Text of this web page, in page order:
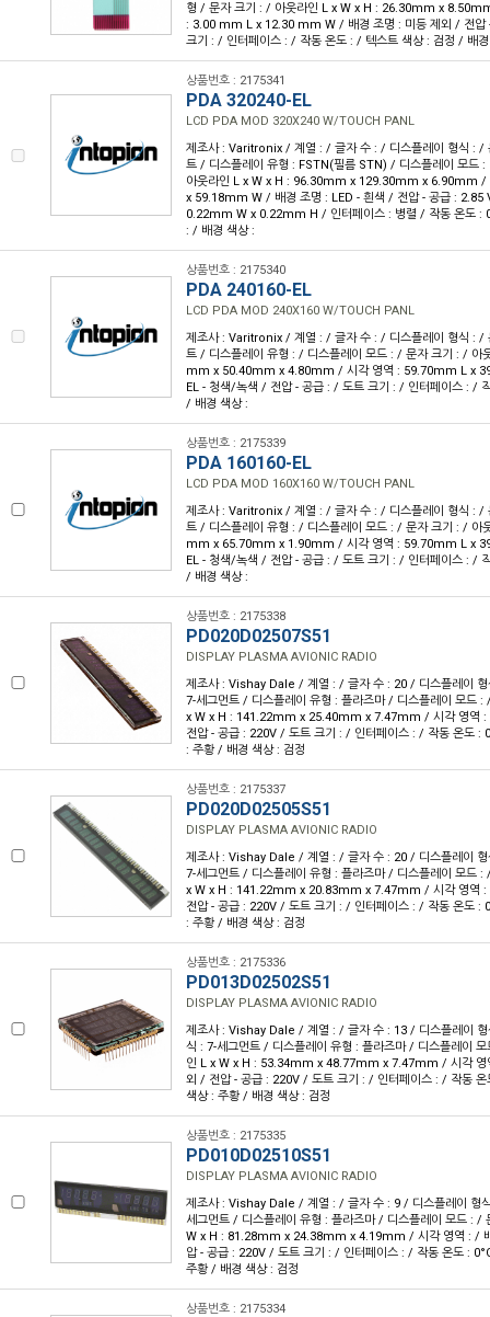
형 / 문자 크기 : / 아웃라인 L x W x H : 26.30mm x
: 3.00 mm L x 12.30 mm W / 배경 조명 : 미등 제외 / 전압
크기 : / 인터페이스 : / 작동 온도 : / 텍스트 색상 : 검정 / 배
상품번호 : 2175341
PDA 320240-EL
LCD PDA MOD 320X240 W/TOUCH PANL
제조사 : Varitronix / 계열 : / 글자 수 : / 디스플레이 형식 : /
트 / 디스플레이 유형 : FSTN(필름 STN) / 디스플레이 모드
아웃라인 L x W x H : 96.30mm x 129.30mm x 6.90mm /
x 59.18mm W / 배경 조명 : LED - 흰색 / 전압 - 공급 : 2.85
0.22mm W x 0.22mm H / 인터페이스 : 병렬 / 작동 온도 :
: / 배경 색상 :
상품번호 : 2175340
PDA 240160-EL
LCD PDA MOD 240X160 W/TOUCH PANL
제조사 : Varitronix / 계열 : / 글자 수 : / 디스플레이 형식 : /
트 / 디스플레이 유형 : / 디스플레이 모드 : / 문자 크기 : / 아
mm x 50.40mm x 4.80mm / 시각 영역 : 59.70mm L x
EL - 청색/녹색 / 전압 - 공급 : / 도트 크기 : / 인터페이스 : /
/ 배경 색상 :
상품번호 : 2175339
PDA 160160-EL
LCD PDA MOD 160X160 W/TOUCH PANL
제조사 : Varitronix / 계열 : / 글자 수 : / 디스플레이 형식 : /
트 / 디스플레이 유형 : / 디스플레이 모드 : / 문자 크기 : / 아
mm x 65.70mm x 1.90mm / 시각 영역 : 59.70mm L x
EL - 청색/녹색 / 전압 - 공급 : / 도트 크기 : / 인터페이스 : /
/ 배경 색상 :
상품번호 : 2175338
PD020D02507S51
DISPLAY PLASMA AVIONIC RADIO
제조사 : Vishay Dale / 계열 : / 글자 수 : 20 / 디스플레이
7-세그먼트 / 디스플레이 유형 : 플라즈마 / 디스플레이 모드
x W x H : 141.22mm x 25.40mm x 7.47mm / 시각 영역 :
전압 - 공급 : 220V / 도트 크기 : / 인터페이스 : / 작동 온도 :
: 주황 / 배경 색상 : 검정
상품번호 : 2175337
PD020D02505S51
DISPLAY PLASMA AVIONIC RADIO
제조사 : Vishay Dale / 계열 : / 글자 수 : 20 / 디스플레이
7-세그먼트 / 디스플레이 유형 : 플라즈마 / 디스플레이 모드
x W x H : 141.22mm x 20.83mm x 7.47mm / 시각 영역 :
전압 - 공급 : 220V / 도트 크기 : / 인터페이스 : / 작동 온도 :
: 주황 / 배경 색상 : 검정
상품번호 : 2175336
PD013D02502S51
DISPLAY PLASMA AVIONIC RADIO
제조사 : Vishay Dale / 계열 : / 글자 수 : 13 / 디스플레이
식 : 7-세그먼트 / 디스플레이 유형 : 플라즈마 / 디스플레이
인 L x W x H : 53.34mm x 48.77mm x 7.47mm / 시각 영
외 / 전압 - 공급 : 220V / 도트 크기 : / 인터페이스 : / 작동
색상 : 주황 / 배경 색상 : 검정
상품번호 : 2175335
PD010D02510S51
DISPLAY PLASMA AVIONIC RADIO
제조사 : Vishay Dale / 계열 : / 글자 수 : 9 / 디스플레이 형
세그먼트 / 디스플레이 유형 : 플라즈마 / 디스플레이 모드 : /
W x H : 81.28mm x 24.38mm x 4.19mm / 시각 영역 : /
압 - 공급 : 220V / 도트 크기 : / 인터페이스 : / 작동 온도 :
주황 / 배경 색상 : 검정
상품번호 : 2175334